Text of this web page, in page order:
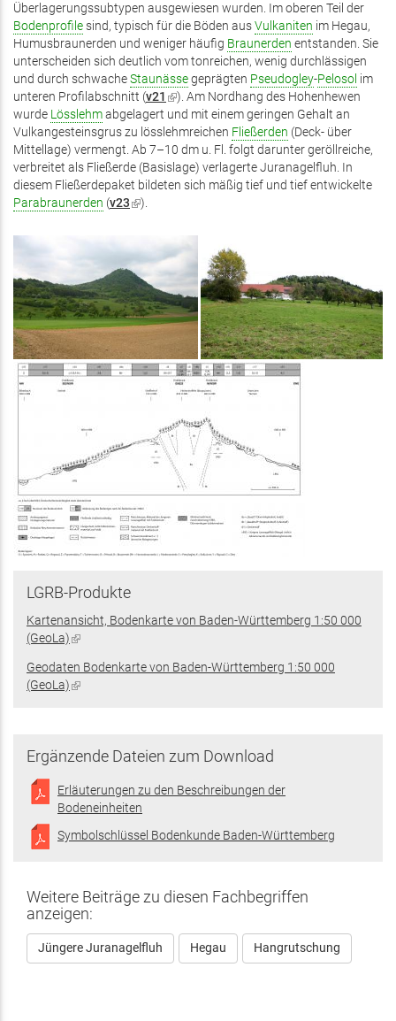
Überlagerungssubtypen ausgewiesen wurden. Im oberen Teil der
Bodenprofilesind, typisch für die Böden ausVulkaniten im Hegau,
Humusbraunerden und weniger häufig Braunerden entstanden. Sie
unterscheiden sich deutlich vom tonreichen, wenig durchlässigen
und durch schwacheStaunässegeprägten Pseudogley-Pelosol im
unteren Profilabschnitt (v21 (Link
ist
extern)
). Am Nordhang des Hohenhewen
wurde Lösslehmabgelagert und mit einem geringen Gehalt an
Vulkangesteinsgrus zu lösslehmreichen Fließerden (Deck- über
Mittellage) vermengt. Ab 7–10 dm u. Fl. folgt darunter geröllreiche,
verbreitet als Fließerde (Basislage) verlagerte Juranagelfluh. In
diesem Fließerdepaket bildeten sich mäßig tief und tief entwickelte
Parabraunerden (v23(Link
).
LGRB-Produkte
Kartenansicht, Bodenkarte von Baden-Württemberg 1:50 000
(GeoLa)(Link
extern)
Geodaten Bodenkarte von Baden-Württemberg 1:50 000
(GeoLa)(Link
Ergänzende Dateien zum Download
Erläuterungen zu den Beschreibungen der
Bodeneinheiten
Symbolschlüssel Bodenkunde Baden-Württemberg
Weitere Beiträge zu diesen Fachbegriffen
anzeigen:
Jüngere Juranagelfluh Hegau Hangrutschung